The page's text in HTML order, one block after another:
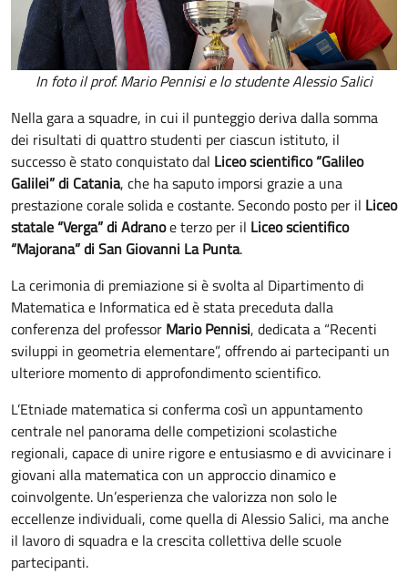
In foto il prof. Mario Pennisi e lo studente Alessio Salici
Nella gara a squadre, in cui il punteggio deriva dalla somma
dei risultati di quattro studenti per ciascun istituto, il
successo è stato conquistato dal Liceo scientifico “Galileo
Galilei” di Catania, che ha saputo imporsi grazie a una
prestazione corale solida e costante. Secondo posto per il Liceo
statale “Verga” di Adranoe terzo per il Liceo scientifico
“Majorana” di San Giovanni La Punta.
La cerimonia di premiazione si è svolta al Dipartimento di
Matematica e Informatica ed è stata preceduta dalla
conferenza del professor Mario Pennisi, dedicata a “Recenti
sviluppi in geometria elementare”, offrendo ai partecipanti un
ulteriore momento di approfondimento scientifico.
L’Etniade matematica si conferma così un appuntamento
centrale nel panorama delle competizioni scolastiche
regionali, capace di unire rigore e entusiasmo e di avvicinare i
giovani alla matematica con un approccio dinamico e
coinvolgente. Un’esperienza che valorizza non solo le
eccellenze individuali, come quella di Alessio Salici, ma anche
il lavoro di squadra e la crescita collettiva delle scuole
partecipanti.